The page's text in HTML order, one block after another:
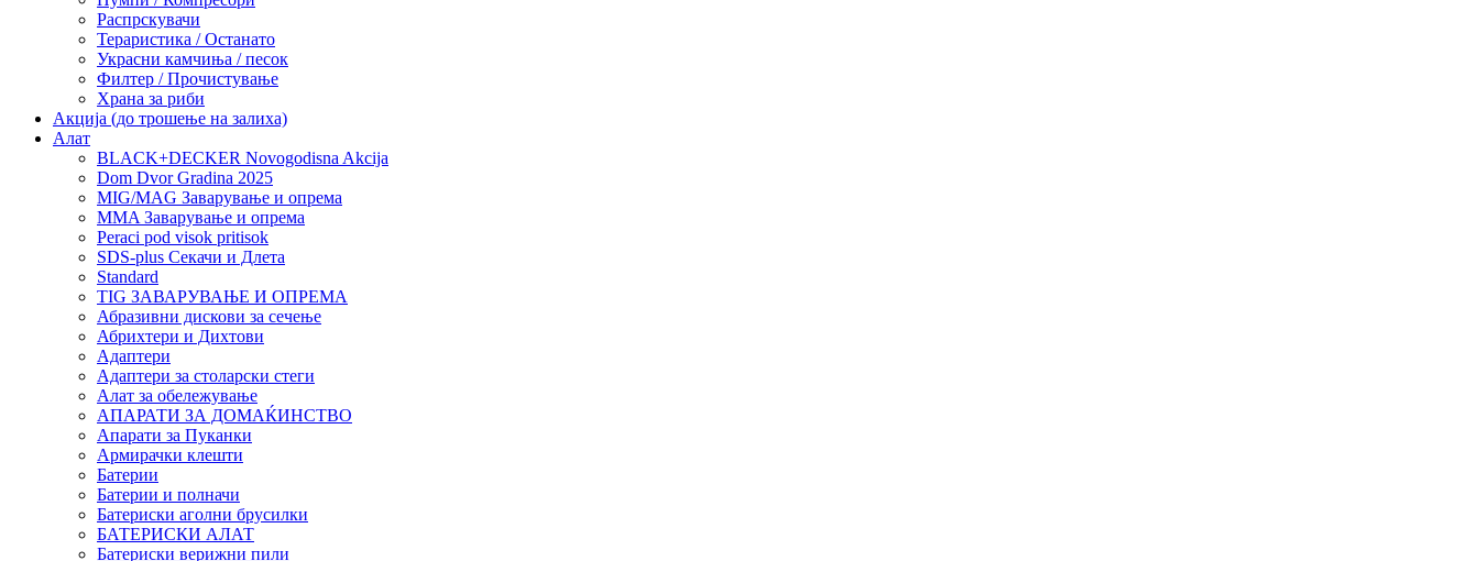
Распрскувачи
Тераристика / Останато
Украсни камчиња / песок
Филтер / Прочистување
Храна за риби
Акција (до трошење на залиха)
Алат
BLACK+DECKER Novogodisna Akcija
Dom Dvor Gradina 2025
MIG/MAG Заварување и опрема
MMA Заварување и опрема
Peraci pod visok pritisok
SDS-plus Секачи и Длета
Standard
TIG ЗАВАРУВАЊЕ И ОПРЕМА
Абразивни дискови за сечење
Абрихтери и Дихтови
Адаптери
Адаптери за столарски стеги
Алат за обележување
АПАРАТИ ЗА ДОМАЌИНСТВО
Апарати за Пуканки
Армирачки клешти
Батерии
Батерии и полначи
Батериски аголни брусилки
БАТЕРИСКИ АЛАТ
Батериски верижни пили